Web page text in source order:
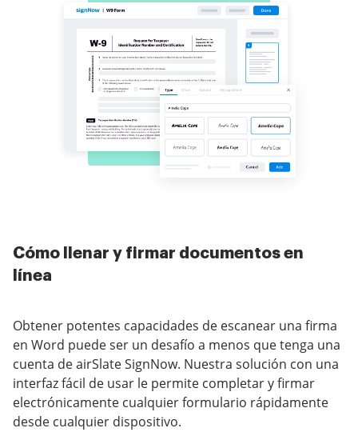
Cómo llenar y firmar documentos en
línea
Obtener potentes capacidades de escanear una firma
en Word puede ser un desafío a menos que tenga una
cuenta de airSlate SignNow. Nuestra solución con una
interfaz fácil de usar le permite completar y firmar
electrónicamente cualquier formulario rápidamente
desde cualquier dispositivo.